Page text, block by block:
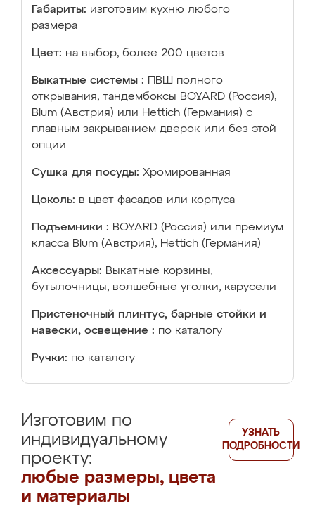
Габариты: изготовим кухню любого
размера
Цвет: на выбор, более 200 цветов
Выкатные системы :
ПВШ полного
открывания, тандембоксы BOYARD (Россия),
Blum (Австрия) или Hettich (Германия) с
плавным закрыванием дверок или без этой
опции
Сушка для посуды: Хромированная
Цоколь: в цвет фасадов или корпуса
Подъемники : BOYARD (Россия) или премиум
класса Blum (Австрия), Hettich (Германия)
Аксессуары: Выкатные корзины,
бутылочницы, волшебные уголки, карусели
Пристеночный плинтус, барные стойки и
навески, освещение : по каталогу
Ручки: по каталогу
Изготовим по
индивидуальному
проекту:
любые размеры, цвета
и материалы
УЗНАТЬ
ПОДРОБНОСТИ